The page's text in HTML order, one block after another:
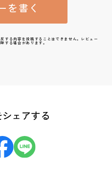
を書く
する内容を投稿することはできません。レビュー
する場合があります。
ェアする